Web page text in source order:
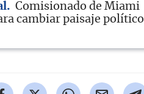
Comisionado de Miami
cambiar paisaje político